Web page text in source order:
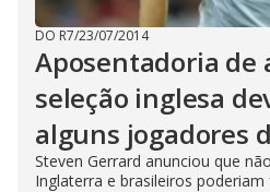
DO R7/23/07/2014
Aposentadoria de
seleção inglesa
alguns jogadores
Steven Gerrard anunciou que
Inglaterra e brasileiros